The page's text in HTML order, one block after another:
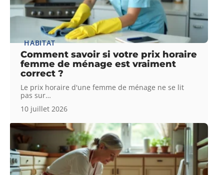
HABITAT
Comment savoir si votre prix horaire
femme de ménage est vraiment
correct ?
Le prix horaire d'une femme de ménage ne se lit
pas sur…
10 juillet 2026